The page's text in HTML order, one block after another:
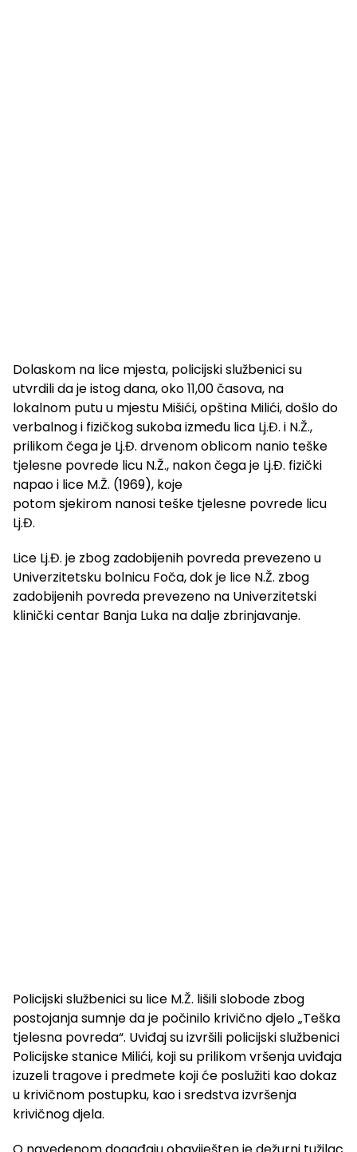
Dolaskom na lice mjesta, policijski službenici su
utvrdili da je istog dana, oko 11,00 časova, na
lokalnom putu u mjestu Mišići, opština Milići, došlo do
verbalnog i fizičkog sukoba između lica Lj.Đ. i N.Ž.,
prilikom čega je Lj.Đ. drvenom oblicom nanio teške
tjelesne povrede licu N.Ž., nakon čega je Lj.Đ. fizički
napao i lice M.Ž. (1969), koje
potom sjekirom nanosi teške tjelesne povrede licu
Lj.Đ.
Lice Lj.Đ. je zbog zadobijenih povreda prevezeno u
Univerzitetsku bolnicu Foča, dok je lice N.Ž. zbog
zadobijenih povreda prevezeno na Univerzitetski
klinički centar Banja Luka na dalje zbrinjavanje.
Policijski službenici su lice M.Ž. lišili slobode zbog
postojanja sumnje da je počinilo krivično djelo „Teška
tjelesna povreda“. Uviđaj su izvršili policijski službenici
Policijske stanice Milići, koji su prilikom vršenja uviđaja
izuzeli tragove i predmete koji će poslužiti kao dokaz
u krivičnom postupku, kao i sredstva izvršenja
krivičnog djela.